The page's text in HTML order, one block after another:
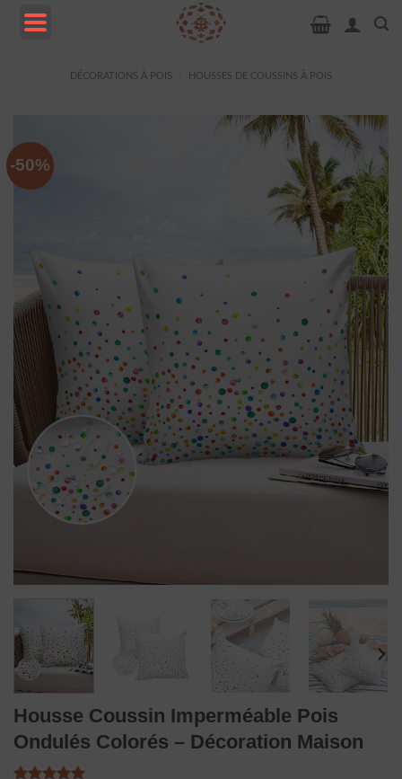
DÉCORATIONS À POIS HOUSSES DE COUSSINS À POIS
-50%
Housse Coussin Imperméable Pois
Ondulés Colorés – Décoration Maison